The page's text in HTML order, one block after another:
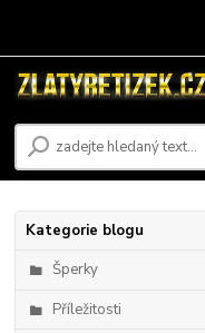
Kategorie blogu
Šperky
Příležitosti